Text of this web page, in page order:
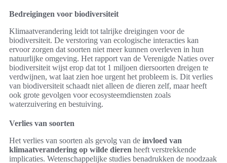
Bedreigingen voor biodiversiteit
Klimaatverandering leidt tot talrijke dreigingen voor de
biodiversiteit. De verstoring van ecologische interacties kan
ervoor zorgen dat soorten niet meer kunnen overleven in hun
natuurlijke omgeving. Het rapport van de Verenigde Naties over
biodiversiteit wijst erop dat tot 1 miljoen diersoorten dreigen te
verdwijnen, wat laat zien hoe urgent het probleem is. Dit verlies
van biodiversiteit schaadt niet alleen de dieren zelf, maar heeft
ook grote gevolgen voor ecosysteemdiensten zoals
waterzuivering en bestuiving.
Verlies van soorten
Het verlies van soorten als gevolg van de invloed van
klimaatverandering op wilde dieren heeft verstrekkende
implicaties. Wetenschappelijke studies benadrukken de noodzaak